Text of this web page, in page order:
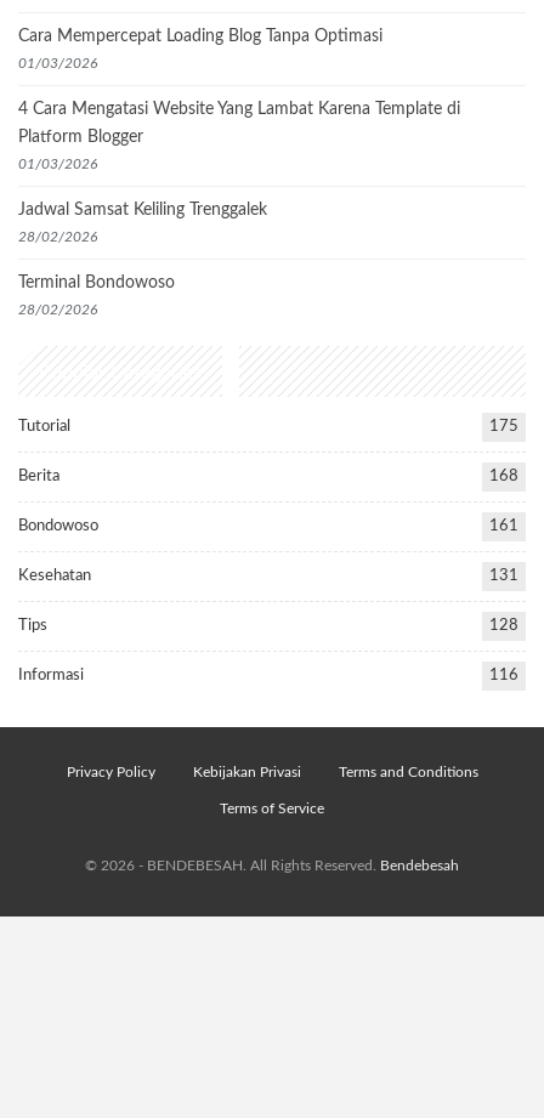
Cara Mempercepat Loading Blog Tanpa Optimasi
01/03/2026
4 Cara Mengatasi Website Yang Lambat Karena Template di
Platform Blogger
01/03/2026
Jadwal Samsat Keliling Trenggalek
28/02/2026
Terminal Bondowoso
28/02/2026
Popular Categories
Tutorial 175
Berita 168
Bondowoso 161
Kesehatan 131
Tips 128
Informasi 116
Privacy Policy Kebijakan Privasi Terms and Conditions
Terms of Service
© 2026 - BENDEBESAH. All Rights Reserved. Bendebesah